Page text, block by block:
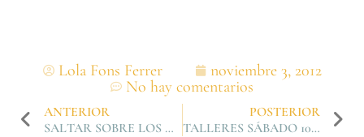
Lola Fons Ferrer
noviembre 3, 2012
No hay comentarios
ANTERIOR
SALTAR SOBRE LOS CHARCOS
POSTERIOR
TALLERES SÁBADO 10 DE NOVIEMBRE